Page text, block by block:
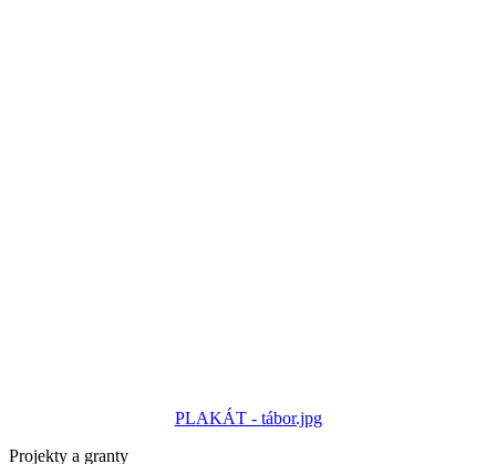
PLAKÁT - tábor.jpg
Projekty a granty